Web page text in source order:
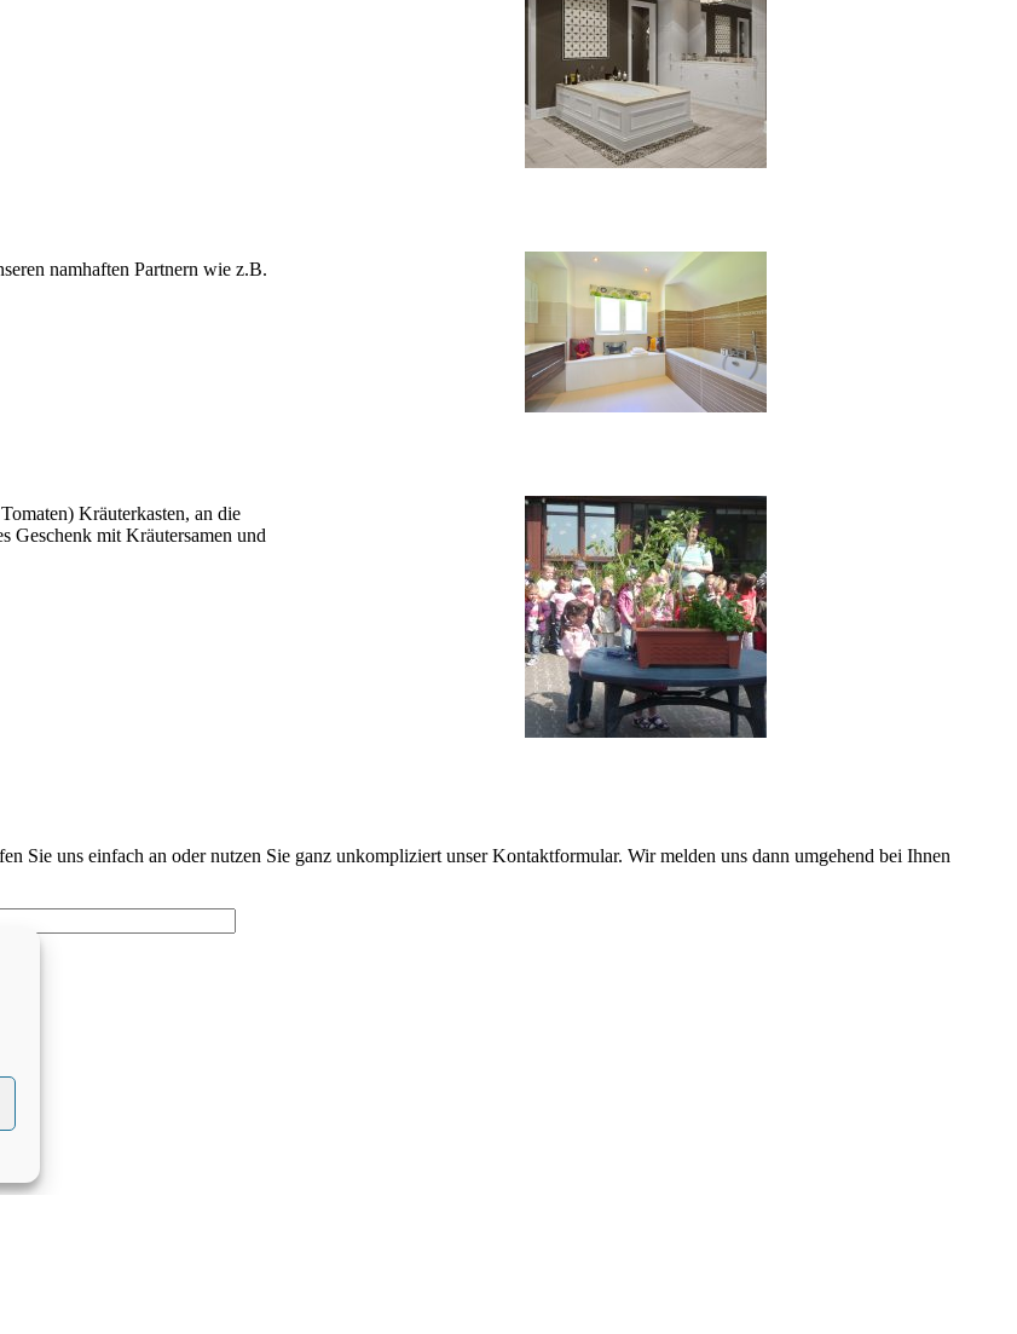
namhaften Partnern wie z.B.
Kräuterkasten, an die
Geschenk mit Kräutersamen und
Sie uns einfach an oder nutzen Sie ganz unkompliziert unser Kontaktformular. Wir melden uns dann umgehend bei Ihnen